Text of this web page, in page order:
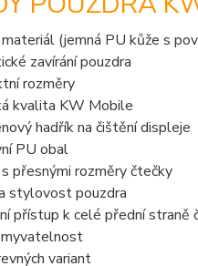
(jemná PU kůže s
zavírání pouzdra
rozměry
kvalita KW Mobile
hadřík na čištění displeje
PU obal
s přesnými rozměry čtečky
stylovost pouzdra
přístup k celé přední straně
variant